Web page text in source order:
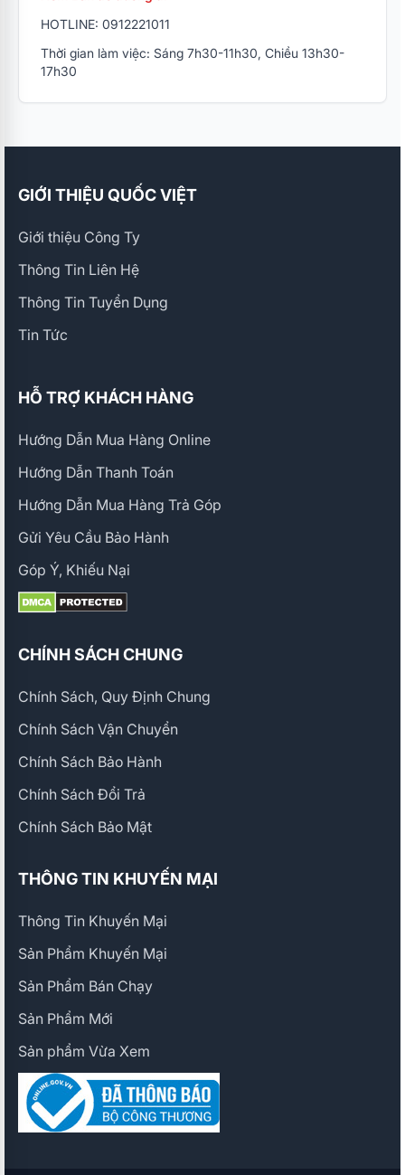
HOTLINE: 0912221011
Thời gian làm việc: Sáng 7h30-11h30, Chiều 13h30-
17h30
GIỚI THIỆU QUỐC VIỆT
Giới thiệu Công Ty
Thông Tin Liên Hệ
Thông Tin Tuyển Dụng
Tin Tức
HỖ TRỢ KHÁCH HÀNG
Hướng Dẫn Mua Hàng Online
Hướng Dẫn Thanh Toán
Hướng Dẫn Mua Hàng Trả Góp
Gửi Yêu Cầu Bảo Hành
Góp Ý, Khiếu Nại
CHÍNH SÁCH CHUNG
Chính Sách, Quy Định Chung
Chính Sách Vận Chuyển
Chính Sách Bảo Hành
Chính Sách Đổi Trả
Chính Sách Bảo Mật
THÔNG TIN KHUYẾN MẠI
Thông Tin Khuyến Mại
Sản Phẩm Khuyến Mại
Sản Phẩm Bán Chạy
Sản Phẩm Mới
Sản phẩm Vừa Xem